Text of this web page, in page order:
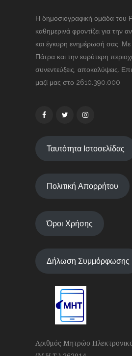
Η δημοσιογραφική ομάδα του
καθημερινά φροντίζει για την
και έγκυρη ενημέρωσή σας.
Πάτρα και την ευρύτερη
συνεντεύξεις, αποκαλύψεις.
μαζί μας στο 2610.390.000
Ταυτότητα Ιστοσελίδας
Πολιτική Απορρήτου
Όροι Χρήσης
Δήλωση Συμμόρφωσης
Αριθμός Μητρώο